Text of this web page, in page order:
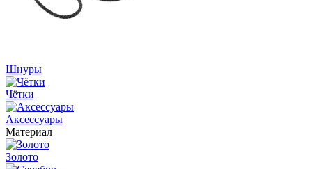
Шнуры
Чётки
Аксессуары
Материал
Золото